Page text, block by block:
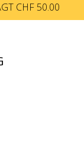
CHF 50.00